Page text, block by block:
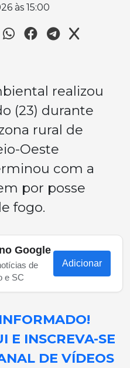
às 15:00
realizou
(23) durante
rural de
Oeste
com a
por posse
fogo.
Google
de
e SC
Adicionar
E INSCREVA-SE
DE VÍDEOS